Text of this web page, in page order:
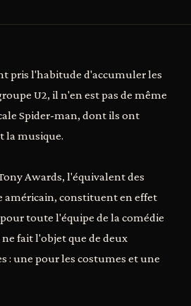
pris l'habitude d'accumuler les
U2, il n'en est pas de même
Spider-man, dont ils ont
la musique.
Awards, l'équivalent des
américain, constituent en effet
toute l'équipe de la comédie
fait l'objet que de deux
: une pour les costumes et une